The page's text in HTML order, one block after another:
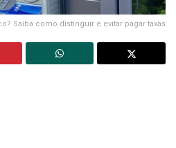
Saiba como distinguir e evitar pagar taxas